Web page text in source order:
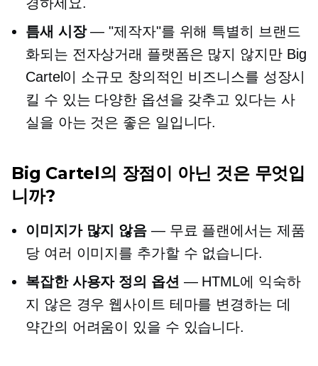
틈새 시장— "제작자"를 위해 특별히 브랜드
화되는 전자상거래 플랫폼은 많지 않지만 Big
Cartel이 소규모 창의적인 비즈니스를 성장시
킬 수 있는 다양한 옵션을 갖추고 있다는 사
실을 아는 것은 좋은 일입니다.
Big Cartel의 장점이 아닌 것은 무엇입
니까?
이미지가 많지 않음 — 무료 플랜에서는 제품
당 여러 이미지를 추가할 수 없습니다.
복잡한 사용자 정의 옵션 — HTML에 익숙하
지 않은 경우 웹사이트 테마를 변경하는 데
약간의 어려움이 있을 수 있습니다.